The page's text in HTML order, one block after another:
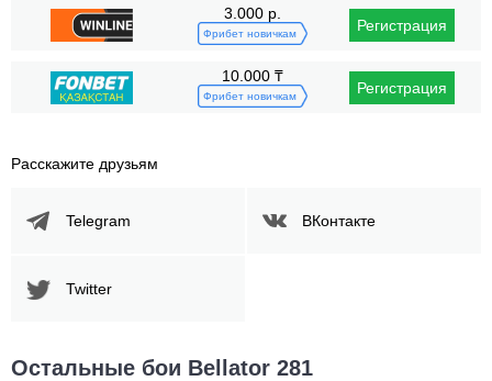
3.000 р.
Фрибет новичкам Регистрация
10.000 ₸
Фрибет новичкам Регистрация
Расскажите друзьям
Telegram ВКонтакте
Twitter
Остальные бои Bellator 281